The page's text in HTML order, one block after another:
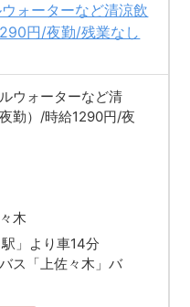
ォーターなど清涼飲
円/夜勤/残業なし
ウォーターなど清
勤）/時給1290円/夜
木
」より車14分
ス「上佐々木」バ